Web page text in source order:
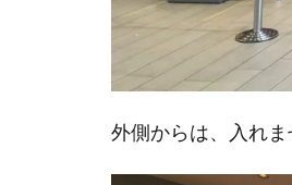
外側からは、入れ